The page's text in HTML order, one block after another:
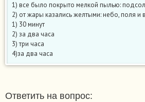
1) все было покрыто мелкой пылью:
2) от жары казались желтыми: небо, поля и
1) 30 минут
2) за два часа
3) три часа
4)за два часа
Ответить на вопрос: